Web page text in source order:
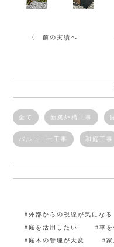
〈 前の実績へ
全て 新築外構工事
バルコニー工事 和庭工事
#外部からの視線が気になる
#庭を活用したい
#車
#庭木の管理が大変
#